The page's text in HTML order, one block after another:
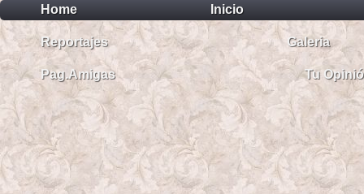
Home Inicio
Reportajes Galeria
Pag.Amigas Tu